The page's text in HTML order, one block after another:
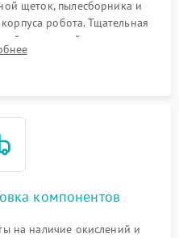
щеток, пылесборника и
робота. Тщательная
шестерней и плат от
и шерсти животных с
компонентов
на наличие окислений и